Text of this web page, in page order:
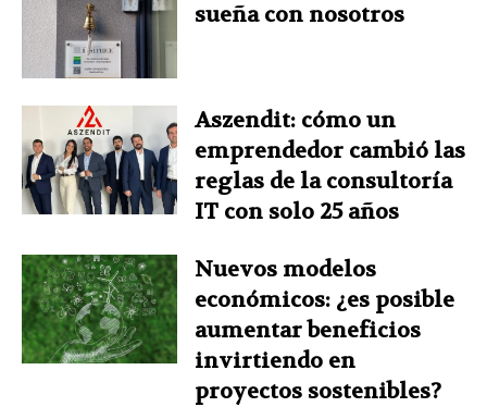
sueña con nosotros
Aszendit: cómo un
emprendedor cambió las
reglas de la consultoría
IT con solo 25 años
Nuevos modelos
económicos: ¿es posible
aumentar beneficios
invirtiendo en
proyectos sostenibles?